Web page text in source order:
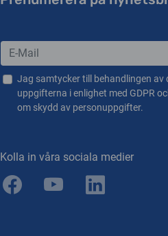
Jag samtycker till behandlingen av
uppgifterna i enlighet med GDPR
om skydd av personuppgifter.
Kolla in våra sociala medier